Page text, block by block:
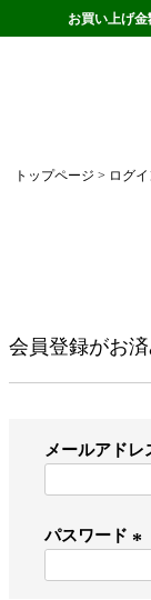
お買い上げ
トップページ ログイ
会員登録がお
メールアドレ
パスワード